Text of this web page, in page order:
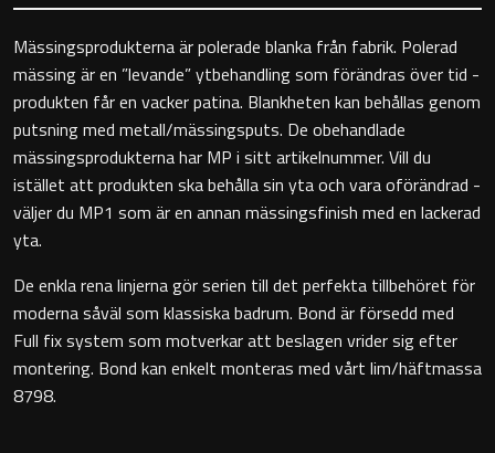
Vägghängd toalettstol
Toalettpappershållare
Handduksringar
Handduksstänger
Mässingsprodukterna är polerade blanka från fabrik. Polerad
mässing är en ”levande” ytbehandling som förändras över tid -
produkten får en vacker patina. Blankheten kan behållas genom
putsning med metall/mässingsputs. De obehandlade
mässingsprodukterna har MP i sitt artikelnummer. Vill du
istället att produkten ska behålla sin yta och vara oförändrad -
väljer du MP1 som är en annan mässingsfinish med en lackerad
yta.
De enkla rena linjerna gör serien till det perfekta tillbehöret för
moderna såväl som klassiska badrum. Bond är försedd med
Full fix system som motverkar att beslagen vrider sig efter
montering. Bond kan enkelt monteras med vårt lim/häftmassa
8798.